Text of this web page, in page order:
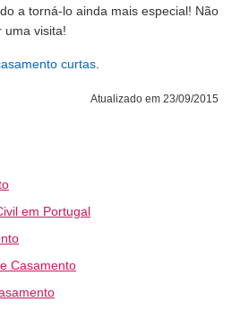
a torná-lo ainda mais especial! Não
uma visita!
curtas
Atualizado em 23/09/2015
em Portugal
Casamento